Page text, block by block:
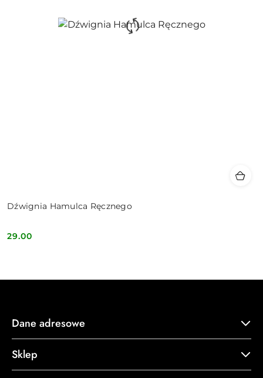
Dźwignia Hamulca Ręcznego
Cena:
29.00
Dane adresowe
Sklep